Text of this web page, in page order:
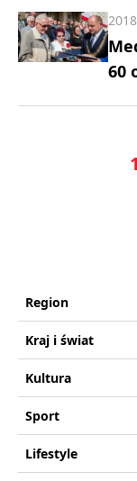
60
1
Region
Kraj i świat
Kultura
Sport
Lifestyle